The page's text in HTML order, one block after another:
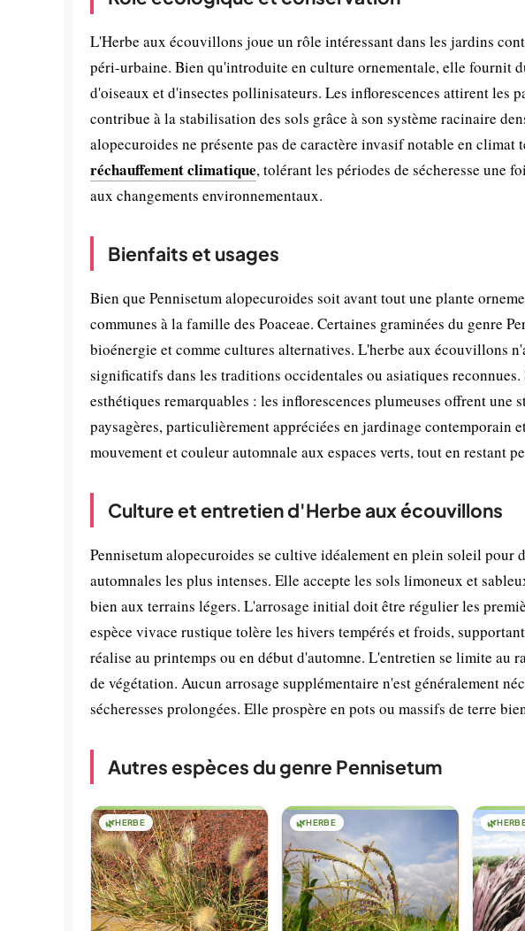
L'Herbe aux écouvillons joue un rôle intéressant dans les jardins
péri-urbaine. Bien qu'introduite en culture ornementale, elle fournit
d'oiseaux et d'insectes pollinisateurs. Les inflorescences attirent les
contribue à la stabilisation des sols grâce à son système racinaire
alopecuroides ne présente pas de caractère invasif notable en
réchauffement climatique, tolérant les périodes de sécheresse une
aux changements environnementaux.
Bienfaits et usages
Bien que Pennisetum alopecuroides soit avant tout une plante
communes à la famille des Poaceae. Certaines graminées du genre
bioénergie et comme cultures alternatives. L'herbe aux écouvillons
significatifs dans les traditions occidentales ou asiatiques
esthétiques remarquables : les inflorescences plumeuses offrent une
paysagères, particulièrement appréciées en jardinage contemporain
mouvement et couleur automnale aux espaces verts, tout en restant
Culture et entretien d'Herbe aux écouvillons
Pennisetum alopecuroides se cultive idéalement en plein soleil pour
automnales les plus intenses. Elle accepte les sols limoneux et
bien aux terrains légers. L'arrosage initial doit être régulier les
espèce vivace rustique tolère les hivers tempérés et froids,
réalise au printemps ou en début d'automne. L'entretien se limite au
de végétation. Aucun arrosage supplémentaire n'est généralement
sécheresses prolongées. Elle prospère en pots ou massifs de terre
Autres espèces du genre Pennisetum
🌿HERBE 🌿HERBE 🌿